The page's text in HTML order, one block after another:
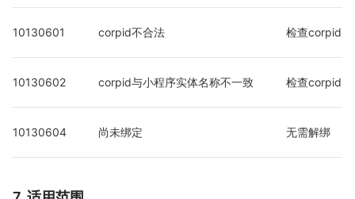
10130601 corpid不合法 检查corpid
10130602 corpid与小程序实体名称不一致 检查corpid
10130604 尚未绑定 无需解绑